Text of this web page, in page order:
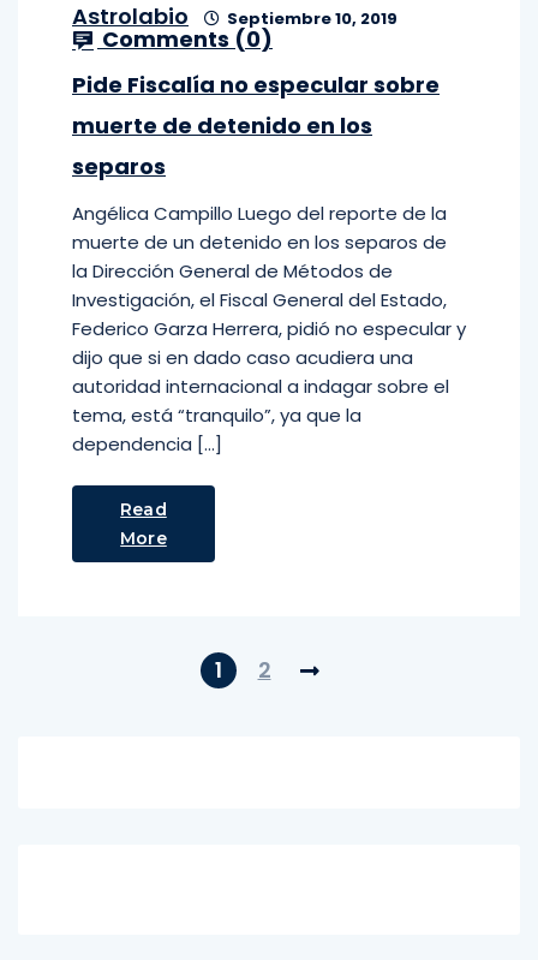
Astrolabio Septiembre 10, 2019
Comments (0)
Pide Fiscalía no especular sobre
muerte de detenido en los
separos
Angélica Campillo Luego del reporte de la
muerte de un detenido en los separos de
la Dirección General de Métodos de
Investigación, el Fiscal General del Estado,
Federico Garza Herrera, pidió no especular y
dijo que si en dado caso acudiera una
autoridad internacional a indagar sobre el
tema, está “tranquilo”, ya que la
dependencia […]
Read
More
1 2